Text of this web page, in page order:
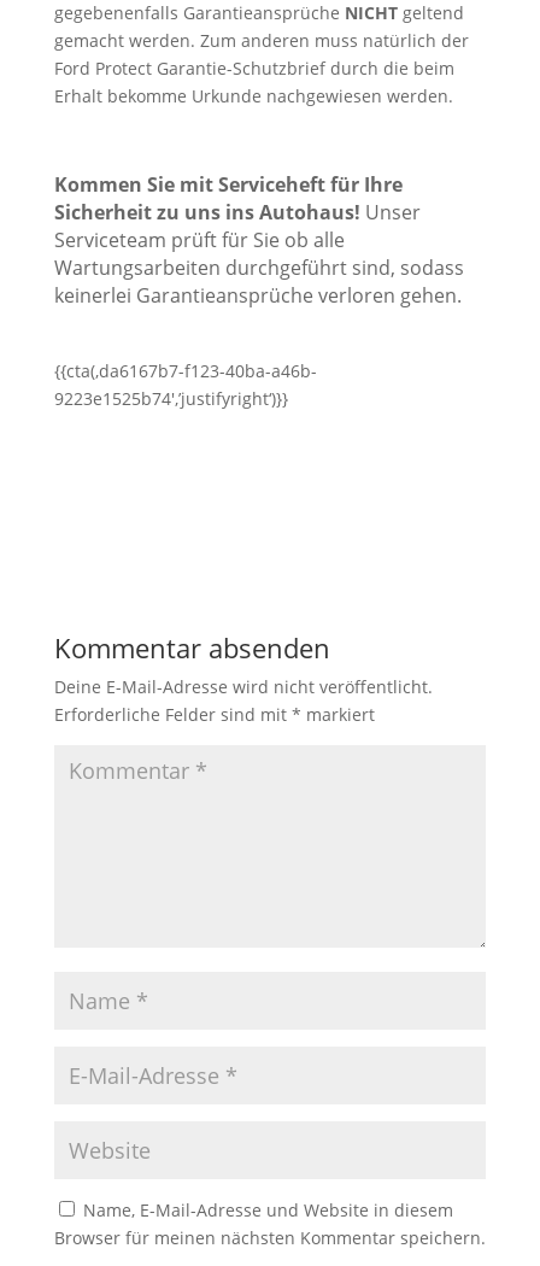
gegebenenfalls Garantieansprüche NICHTgeltend
gemacht werden. Zum anderen muss natürlich der
Ford Protect Garantie-Schutzbrief durch die beim
Erhalt bekomme Urkunde nachgewiesen werden.
Kommen Sie mit Serviceheft für Ihre
Sicherheit zu uns ins Autohaus! Unser
Serviceteam prüft für Sie ob alle
Wartungsarbeiten durchgeführt sind, sodass
keinerlei Garantieansprüche verloren gehen.
{{cta(‚da6167b7-f123-40ba-a46b-
9223e1525b74′,’justifyright‘)}}
Kommentar absenden
Deine E-Mail-Adresse wird nicht veröffentlicht.
Erforderliche Felder sind mit * markiert
Name, E-Mail-Adresse und Website in diesem
Browser für meinen nächsten Kommentar speichern.